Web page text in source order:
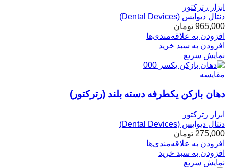
ابزار رترکتور
دنتال دیوایس (Dental Devices)
965,000 تومان
افزودن به علاقه‌مندی‌ها
افزودن به سبد خرید
نمایش سریع
مقایسه
دهان بازکن یکطرفه دسته بلند (رترکتور)
ابزار رترکتور
دنتال دیوایس (Dental Devices)
275,000 تومان
افزودن به علاقه‌مندی‌ها
افزودن به سبد خرید
نمایش سریع